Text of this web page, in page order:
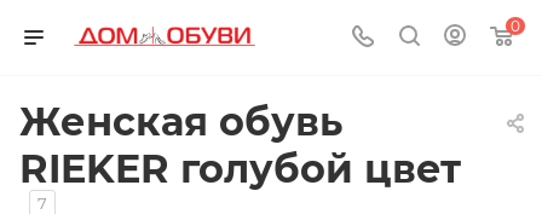
0
Женская обувь
RIEKER голубой цвет
7